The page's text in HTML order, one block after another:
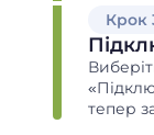
Крок
тепер